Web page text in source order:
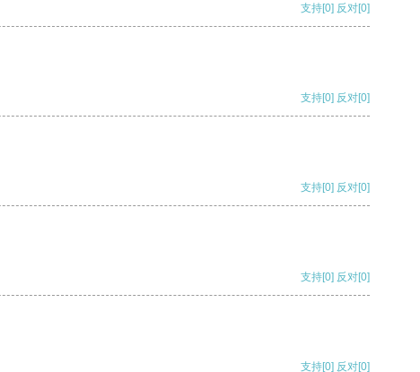
支持[0] 反对[0]
支持[0] 反对[0]
支持[0] 反对[0]
支持[0] 反对[0]
支持[0] 反对[0]